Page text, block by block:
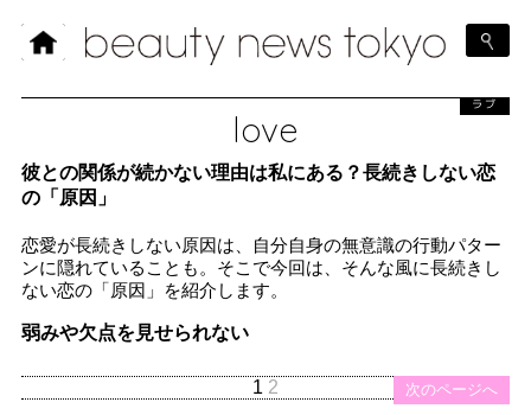
love
ラブ
彼との関係が続かない理由は私にある？長続きしない恋
の「原因」
恋愛が長続きしない原因は、自分自身の無意識の行動パター
ンに隠れていることも。そこで今回は、そんな風に長続きし
ない恋の「原因」を紹介します。
弱みや欠点を見せられない
次のページへ
1 2